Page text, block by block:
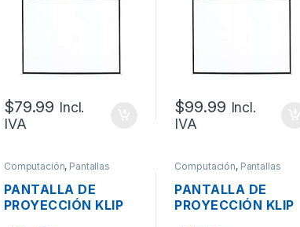
$79.99 Incl.
IVA
$99.99 Incl.
IVA
Computación, Pantallas
PANTALLA DE
PROYECCIÓN KLIP
Computación, Pantallas
PANTALLA DE
PROYECCIÓN KLIP